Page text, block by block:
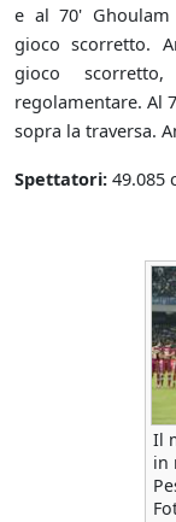
e al 70'
gioco scorretto.
gioco scorretto,
regolamentare. Al
sopra la traversa.
Spettatori: 49.085
Il
in